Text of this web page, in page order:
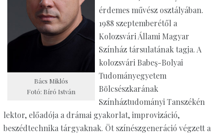
Bács Miklós
Fotó: Bíró István
érdemes művész osztályában.
1988 szeptemberétől a
Kolozsvári Állami Magyar
Színház társulatának tagja. A
kolozsvári Babeş-Bolyai
Tudományegyetem
Bölcsészkarának
Színháztudományi Tanszékén
lektor, előadója a drámai gyakorlat, improvizáció,
beszédtechnika tárgyaknak. Öt színészgeneráció végzett a